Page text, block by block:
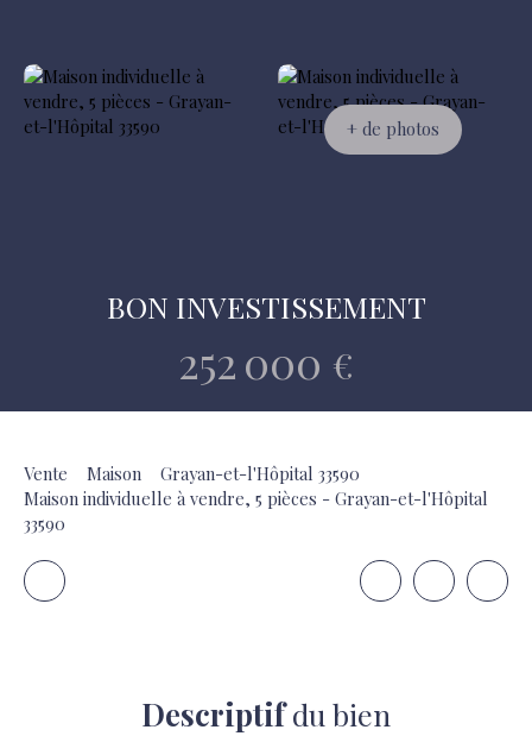
+ de photos
BON INVESTISSEMENT
252 000 €
Vente Maison
Grayan-et-l'Hôpital 33590
Maison individuelle à vendre, 5 pièces - Grayan-et-l'Hôpital
33590
Descriptifdu bien